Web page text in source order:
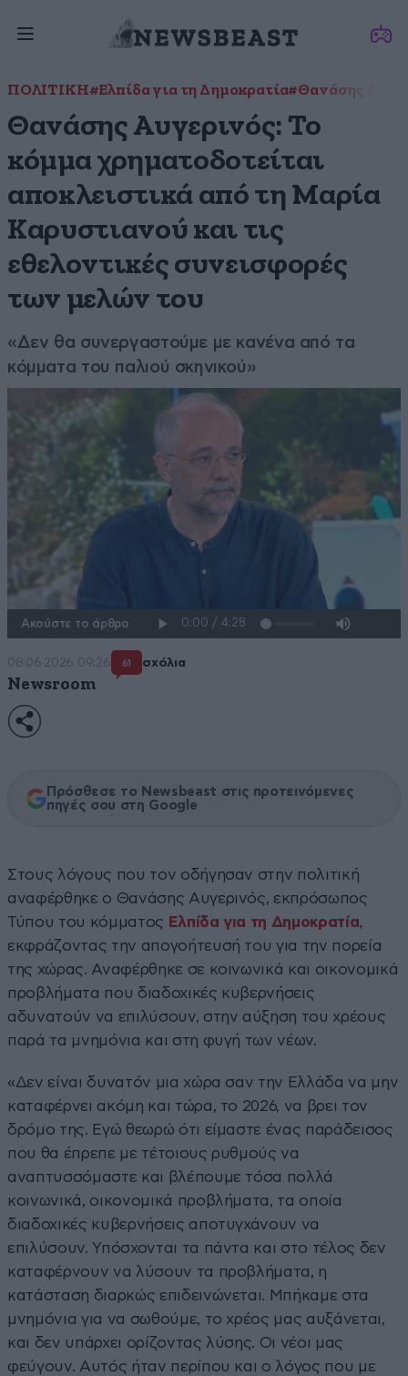
ΠΟΛΙΤΙΚΗ#Ελπίδα για τη Δημοκρατία#Θανάσης
Θανάσης Αυγερινός: Το
κόμμα χρηματοδοτείται
αποκλειστικά από τη Μαρία
Καρυστιανού και τις
εθελοντικές συνεισφορές
των μελών του
«Δεν θα συνεργαστούμε με κανένα από τα
κόμματα του παλιού σκηνικού»
Ακούστε το άρθρο
08·06·2026 09:26 61 σχόλια
Newsroom
Πρόσθεσε το Newsbeast στις προτεινόμενες
πηγές σου στη Google
Στους λόγους που τον οδήγησαν στην πολιτική
αναφέρθηκε ο Θανάσης Αυγερινός, εκπρόσωπος
Τύπου του κόμματος Ελπίδα για τη Δημοκρατία,
εκφράζοντας την απογοήτευσή του για την πορεία
της χώρας. Αναφέρθηκε σε κοινωνικά και οικονομικά
προβλήματα που διαδοχικές κυβερνήσεις
αδυνατούν να επιλύσουν, στην αύξηση του χρέους
παρά τα μνημόνια και στη φυγή των νέων.
«Δεν είναι δυνατόν μια χώρα σαν την Ελλάδα να μην
καταφέρνει ακόμη και τώρα, το 2026, να βρει τον
δρόμο της. Εγώ θεωρώ ότι είμαστε ένας παράδεισος
που θα έπρεπε με τέτοιους ρυθμούς να
αναπτυσσόμαστε και βλέπουμε τόσα πολλά
κοινωνικά, οικονομικά προβλήματα, τα οποία
διαδοχικές κυβερνήσεις αποτυγχάνουν να
επιλύσουν. Υπόσχονται τα πάντα και στο τέλος δεν
καταφέρνουν να λύσουν τα προβλήματα, η
κατάσταση διαρκώς επιδεινώνεται. Μπήκαμε στα
μνημόνια για να σωθούμε, το χρέος μας αυξάνεται,
και δεν υπάρχει ορίζοντας λύσης. Οι νέοι μας
φεύγουν. Αυτός ήταν περίπου και ο λόγος που με